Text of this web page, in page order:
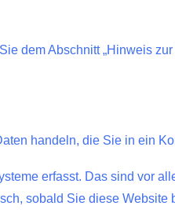
dem Abschnitt „Hinweis
handeln, die Sie in ein
erfasst. Das sind vor
sobald Sie diese Website